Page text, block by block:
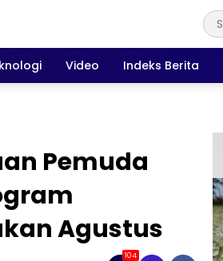
Video Indeks Berita
Pemuda
Agustus
104